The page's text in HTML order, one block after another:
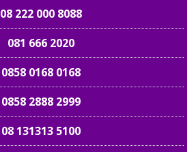
08 222 000 8088
081 666 2020
0858 0168 0168
0858 2888 2999
08 131313 5100